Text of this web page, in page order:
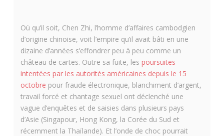
Où qu’il soit, Chen Zhi, l’homme d’affaires cambodgien
d’origine chinoise, voit l’empire qu’il avait bâti en une
dizaine d’années s’effondrer peu à peu comme un
château de cartes. Outre sa fuite, les poursuites
intentées par les autorités américaines depuis le 15
octobre pour fraude électronique, blanchiment d’argent,
travail forcé et chantage sexuel ont déclenché une
vague d’enquêtes et de saisies dans plusieurs pays
d’Asie (Singapour, Hong Kong, la Corée du Sud et
récemment la Thaïlande). Et l’onde de choc pourrait